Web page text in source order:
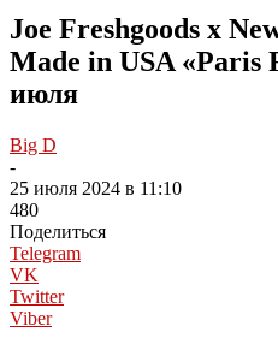
Joe Freshgoods x
Made in USA «Paris
июля
Big D
-
25 июля 2024 в 11:10
480
Поделиться
Telegram
VK
Twitter
Viber